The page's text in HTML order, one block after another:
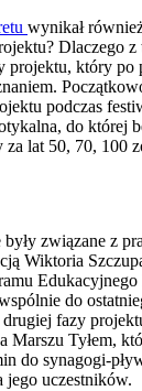
wynikał
Dlaczego
który po
podczas
do której
za lat 50, 70,
związane z
Wiktoria
do
fazy
Tyłem,
do synagogi-
jego uczestników.